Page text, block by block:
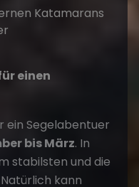
einen
ein Segelabentuer
bis März. In
stabilsten und die
kann